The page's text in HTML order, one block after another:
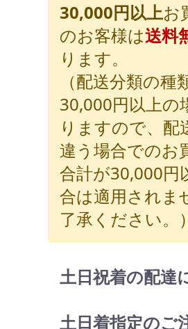
30,000円以上お
のお客様は送料
ります。
（配送分類の種
30,000円以上の
りますので、配
違う場合でのお
合計が30,000円
合は適用されま
了承ください。）
土日祝着の配達
土日着指定のご